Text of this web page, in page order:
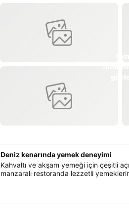
Deniz kenarında yemek deneyimi
Kahvaltı ve akşam yemeği için çeşitli
manzaralı restoranda lezzetli